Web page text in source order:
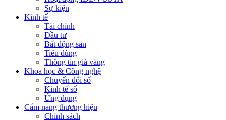
Sự kiện
Kinh tế
Tài chính
Đầu tư
Bất động sản
Tiêu dùng
Thông tin giá vàng
Khoa học & Công nghệ
Chuyển đổi số
Kinh tế số
Ứng dụng
Cẩm nang thương hiệu
Chính sách